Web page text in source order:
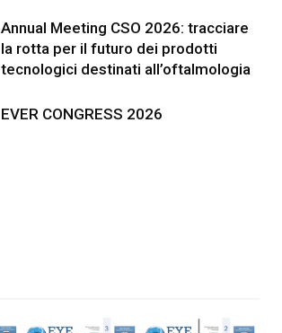
Annual Meeting CSO 2026: tracciare
la rotta per il futuro dei prodotti
tecnologici destinati all’oftalmologia
EVER CONGRESS 2026